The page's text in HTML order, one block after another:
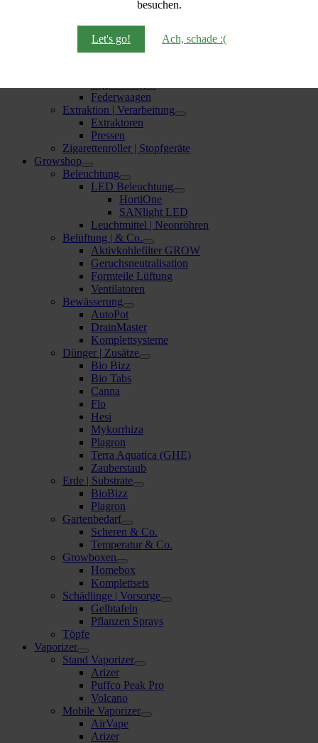
besuchen.
Let's go! Ach, schade :(
Feuerzeuge | Bunsenbrenner
Mischungsschalen | Trays
Federwaagen
Extraktion | Verarbeitung
Extraktoren
Pressen
Zigarettenroller | Stopfgeräte
Growshop
Beleuchtung
LED Beleuchtung
HortiOne
SANlight LED
Leuchtmittel | Neonröhren
Belüftung | & Co.
Aktivkohlefilter GROW
Geruchsneutralisation
Formteile Lüftung
Ventilatoren
Bewässerung
AutoPot
DrainMaster
Komplettsysteme
Dünger | Zusätze
Bio Bizz
Bio Tabs
Canna
Flo
Hesi
Mykorrhiza
Plagron
Terra Aquatica (GHE)
Zauberstaub
Erde | Substrate
BioBizz
Plagron
Gartenbedarf
Scheren & Co.
Temperatur & Co.
Growboxen
Homebox
Komplettsets
Schädlinge | Vorsorge
Gelbtafeln
Pflanzen Sprays
Töpfe
Vaporizer
Stand Vaporizer
Arizer
Puffco Peak Pro
Volcano
Mobile Vaporizer
AirVape
Arizer